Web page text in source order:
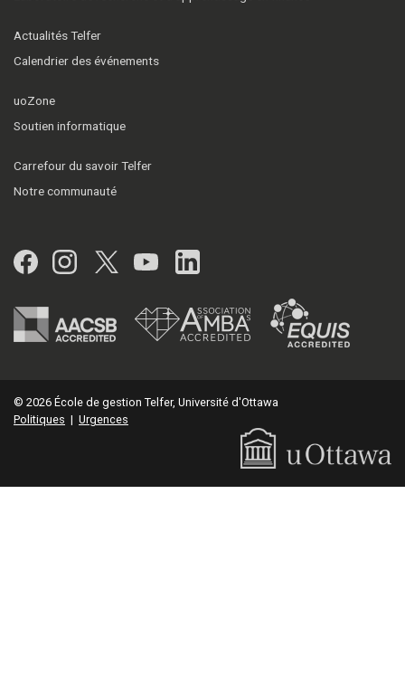
Actualités Telfer
Calendrier des événements
uoZone
Soutien informatique
Carrefour du savoir Telfer
Notre communauté
Facebook
Instagram
Twitter
YouTubeLinkedIn
© 2026 École de gestion Telfer, Université d'Ottawa
Politiques | Urgences